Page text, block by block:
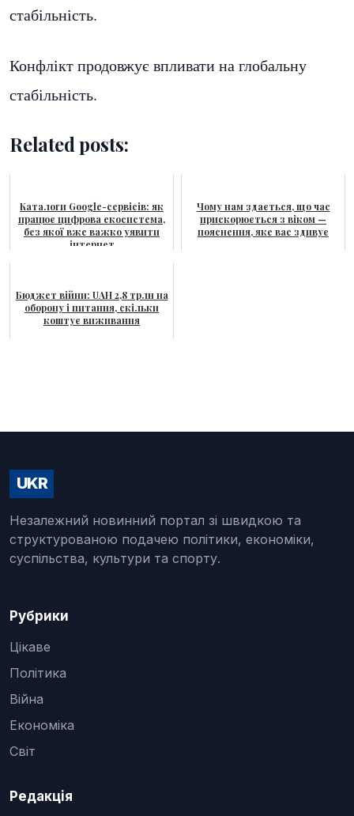
стабільність.
Конфлікт продовжує впливати на глобальну
стабільність.
Related posts:
Каталоги Google-сервісів: як
працює цифрова екосистема,
без якої вже важко уявити
інтернет
Чому нам здається, що час
прискорюється з віком —
пояснення, яке вас здивує
Бюджет війни: UAH 2,8 трлн на
оборону і питання, скільки
коштує виживання
UKR
Незалежний новинний портал зі швидкою та
структурованою подачею політики, економіки,
суспільства, культури та спорту.
Рубрики
Цікаве
Політика
Війна
Економіка
Світ
Редакція